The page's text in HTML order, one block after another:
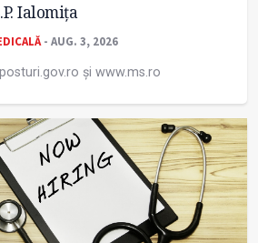
Ialomița
- AUG. 3, 2026
și www.ms.ro